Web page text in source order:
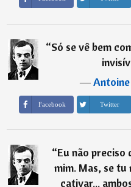
“Só se vê bem
―
Facebook Twitter
“Eu não preciso
mim. Mas, se tu
cativar...